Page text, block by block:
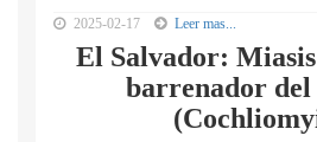
2025-02-17 Leer mas...
El Salvador:
barrenador del